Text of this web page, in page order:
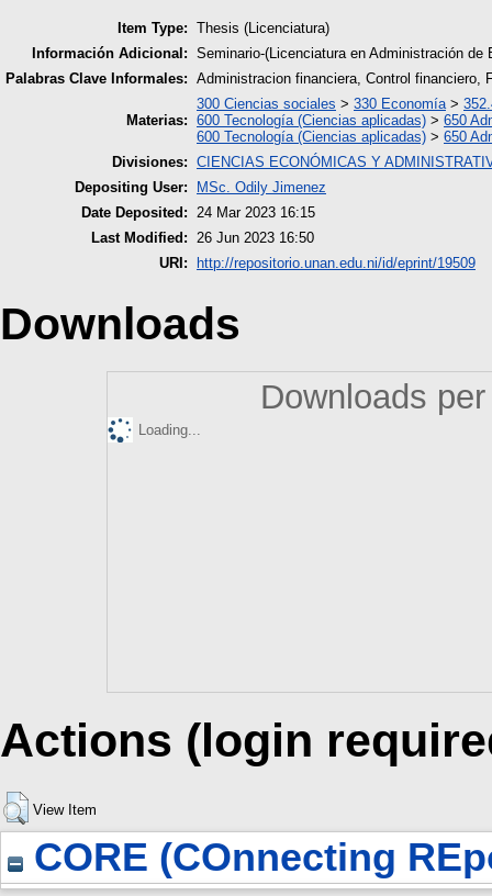
Item Type: Thesis (Licenciatura)
Información Adicional: Seminario-(Licenciatura en Administración
Palabras Clave Informales: Administracion financiera, Control financiero,
Materias:
300 Ciencias sociales > 330 Economía >
600 Tecnología (Ciencias aplicadas) > 650
600 Tecnología (Ciencias aplicadas) > 650
Divisiones: CIENCIAS ECONÓMICAS Y
Depositing User:
MSc. Odily Jimenez
Date Deposited:
24 Mar 2023 16:15
Last Modified:
26 Jun 2023 16:50
URI:
http://repositorio.unan.edu.ni/id/eprint/19509
Downloads
Downloads
Loading...
Actions (login
View Item
CORE (COnnecting